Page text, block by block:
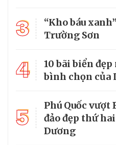
3
“Kho báu
Trường Sơn
4
10 bãi biển
bình chọn của
5
Phú Quốc
đảo đẹp thứ
Dương